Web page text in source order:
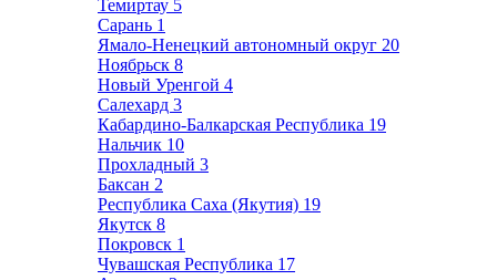
Темиртау 5
Сарань 1
Ямало-Ненецкий автономный округ 20
Ноябрьск 8
Новый Уренгой 4
Салехард 3
Кабардино-Балкарская Республика 19
Нальчик 10
Прохладный 3
Баксан 2
Республика Саха (Якутия) 19
Якутск 8
Покровск 1
Чувашская Республика 17